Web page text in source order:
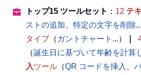
トップ15 ツールセット ： 12 テ
ストの追加
特定の文字を削除
タイプ（ ガントチャート ...）
（誕生日に基づいて年齢を計算
入ツール （QR コードを挿入